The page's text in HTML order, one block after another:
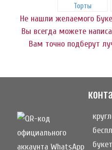
Торты
Не нашли желаемого
Вы всегда можете
Вам точно подберут